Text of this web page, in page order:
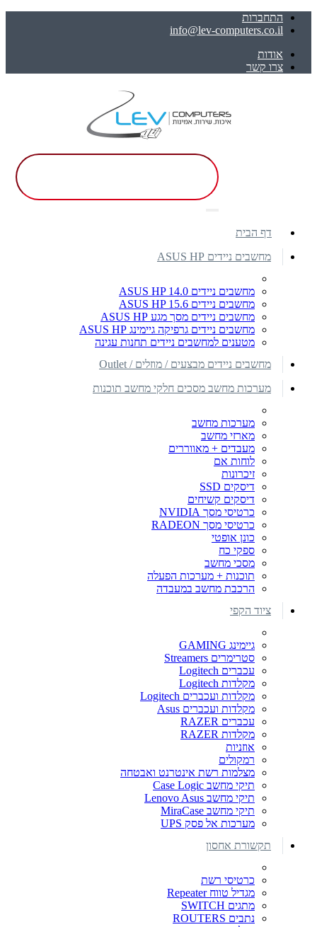
התחברות
info@lev-computers.co.il
אודות
צרו קשר
דף הבית
מחשבים ניידים ASUS HP
מחשבים ניידים ASUS HP 14.0
מחשבים ניידים ASUS HP 15.6
מחשבים ניידים מסך מגע ASUS HP
מחשבים ניידים גרפיקה גיימינג ASUS HP
מטענים למחשבים ניידים תחנות עגינה
מחשבים ניידים מבצעים / מוזלים / Outlet
מערכות מחשב מסכים חלקי מחשב תוכנות
מערכות מחשב
מארזי מחשב
מעבדים + מאווררים
לוחות אם
זיכרונות
דיסקים SSD
דיסקים קשיחים
כרטיסי מסך NVIDIA
כרטיסי מסך RADEON
כונן אופטי
ספקי כח
מסכי מחשב
תוכנות + מערכות הפעלה
הרכבת מחשב במעבדה
ציוד הקפי
גיימינג GAMING
סטרימרים Streamers
עכברים Logitech
מקלדות Logitech
מקלדות ועכברים Logitech
מקלדות ועכברים Asus
עכברים RAZER
מקלדות RAZER
אוזניות
רמקולים
מצלמות רשת אינטרנט ואבטחה
תיקי מחשב Case Logic
תיקי מחשב Lenovo Asus
תיקי מחשב MiraCase
מערכות אל פסק UPS
תקשורת אחסון
כרטיסי רשת
מגדיל טווח Repeater
מתגים SWITCH
נתבים ROUTERS